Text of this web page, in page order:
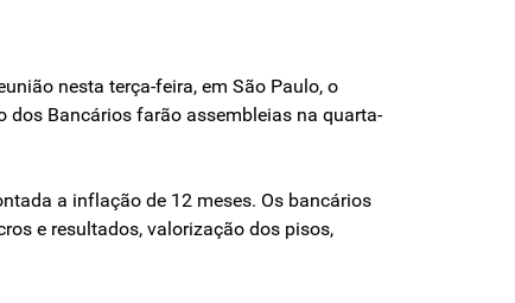
nesta terça-feira, em São Paulo, o
Bancários farão assembleias na quarta-
a inflação de 12 meses. Os bancários
e resultados, valorização dos pisos,